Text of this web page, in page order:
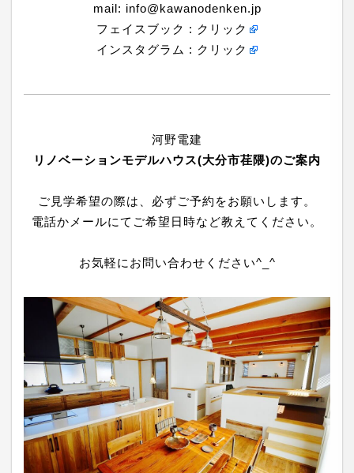
mail: info@kawanodenken.jp
フェイスブック : クリック
インスタグラム : クリック
河野電建
リノベーションモデルハウス(大分市荏隈)のご案内
ご見学希望の際は、必ずご予約をお願いします。
電話かメールにてご希望日時など教えてください。
お気軽にお問い合わせください^_^